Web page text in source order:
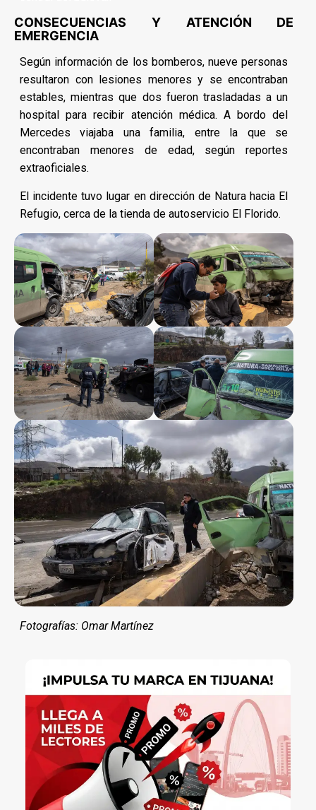
CONSECUENCIAS Y ATENCIÓN DE
EMERGENCIA
Según información de los bomberos, nueve personas
resultaron con lesiones menores y se encontraban
estables, mientras que dos fueron trasladadas a un
hospital para recibir atención médica. A bordo del
Mercedes viajaba una familia, entre la que se
encontraban menores de edad, según reportes
extraoficiales.
El incidente tuvo lugar en dirección de Natura hacia El
Refugio, cerca de la tienda de autoservicio El Florido.
Fotografías: Omar Martínez